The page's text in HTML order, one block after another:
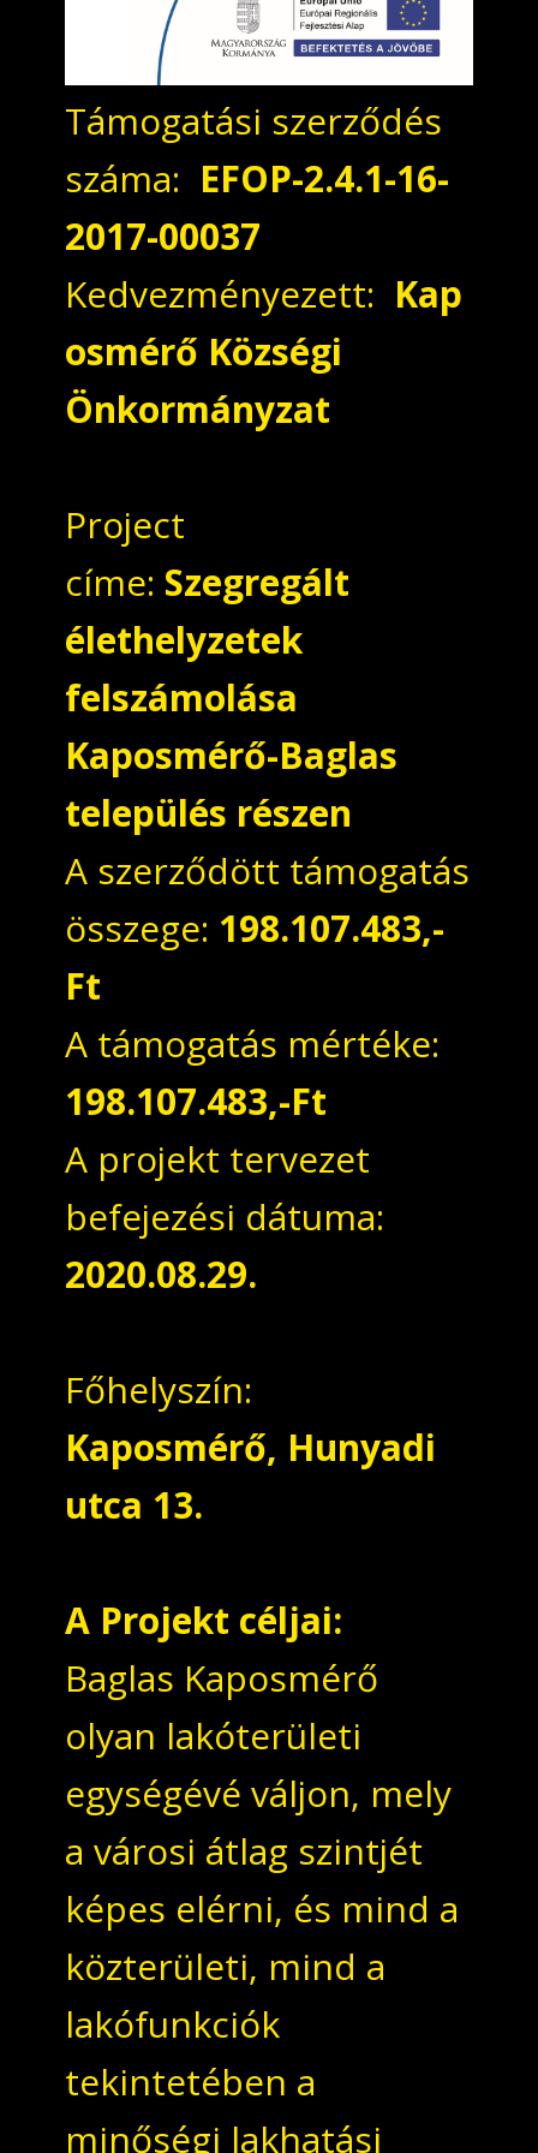
Támogatási szerződés
száma: EFOP-2.4.1-16-
2017-00037
Kedvezményezett: Kap
osmérő Községi
Önkormányzat
Project
címe: Szegregált
élethelyzetek
felszámolása
Kaposmérő-Baglas
település részen
A szerződött támogatás
összege: 198.107.483,-
Ft
A támogatás mértéke:
198.107.483,-Ft
A projekt tervezet
befejezési dátuma:
2020.08.29.
Főhelyszín:
Kaposmérő, Hunyadi
utca 13.
A Projekt céljai:
Baglas Kaposmérő
olyan lakóterületi
egységévé váljon, mely
a városi átlag szintjét
képes elérni, és mind a
közterületi, mind a
lakófunkciók
tekintetében a
minőségi lakhatási